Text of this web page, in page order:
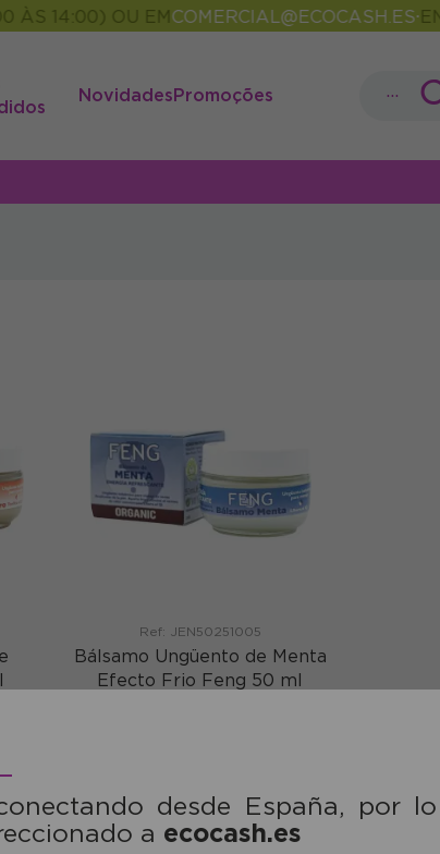
14:00) OU EMCOMERCIAL@ECOCASH.ES •
NovidadesPromoções ...
Ref: JEN50251005
Bálsamo Ungüento de Menta
Efecto Frio Feng 50 ml
desde España, por
a ecocash.es